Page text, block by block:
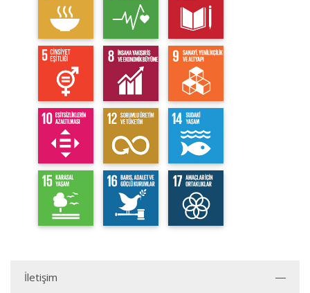
İletişim